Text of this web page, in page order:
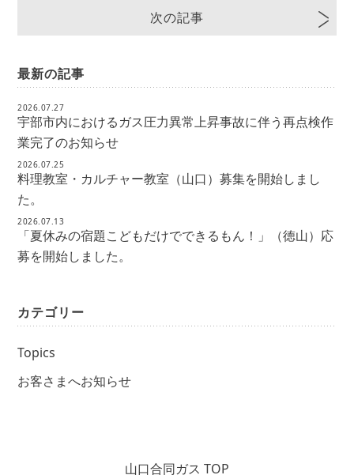
次の記事
最新の記事
2026.07.27
宇部市内におけるガス圧力異常上昇事故に伴う再点検作
業完了のお知らせ
2026.07.25
料理教室・カルチャー教室（山口）募集を開始しまし
た。
2026.07.13
「夏休みの宿題こどもだけでできるもん！」（徳山）応
募を開始しました。
カテゴリー
Topics
お客さまへお知らせ
山口合同ガス TOP